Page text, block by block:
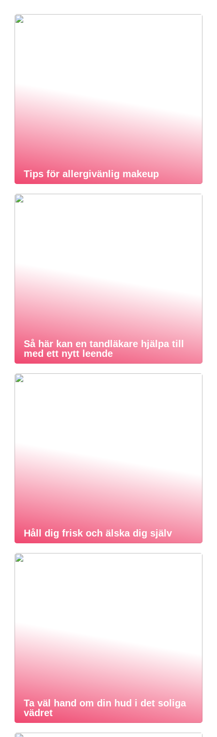
Tips för allergivänlig makeup
Så här kan en tandläkare hjälpa till
med ett nytt leende
Håll dig frisk och älska dig själv
Ta väl hand om din hud i det soliga
vädret